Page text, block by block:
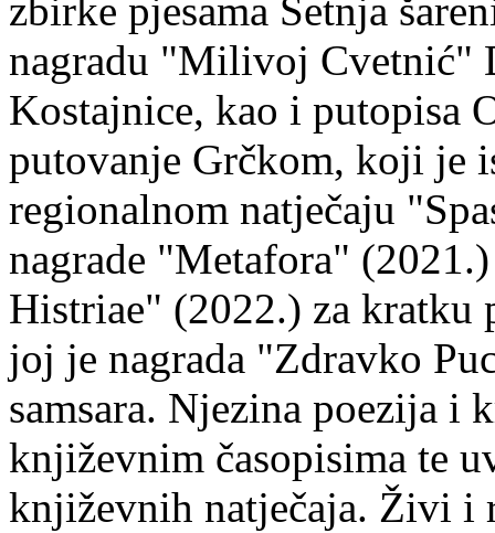
zbirke pjesama Šetnja
nagradu "Milivoj Cvetnić"
Kostajnice, kao i putopisa
putovanje Grčkom, koji je
regionalnom natječaju
nagrade "Metafora"
Histriae" (2022.) za kratku
joj je nagrada "Zdravko
samsara. Njezina poezija i
književnim časopisima te
književnih natječaja. Živi i